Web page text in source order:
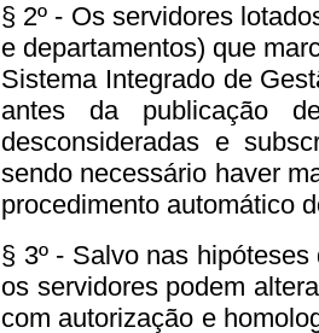
§ 2º - Os servidores
e departamentos) que
Sistema Integrado de
antes da publicação
desconsideradas e
sendo necessário haver
procedimento automático
§ 3º - Salvo nas
os servidores podem
com autorização e